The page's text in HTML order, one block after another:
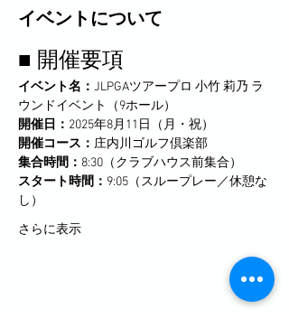
イベントについて
■ 開催要項
イベント名： JLPGAツアープロ 小竹 莉乃 ラ
ウンドイベント（9ホール）
開催日： 2025年8月11日（月・祝）
開催コース： 庄内川ゴルフ倶楽部
集合時間： 8:30（クラブハウス前集合）
スタート時間： 9:05（スループレー／休憩な
し）
さらに表示